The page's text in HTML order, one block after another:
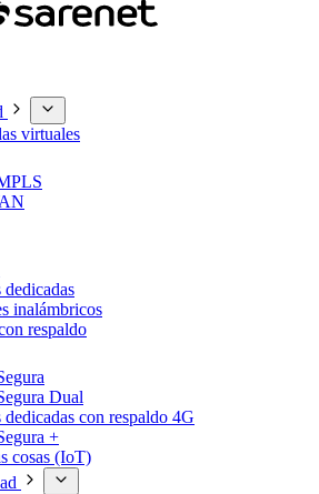
virtuales
dedicadas
inalámbricos
respaldo
Dual
dedicadas con respaldo 4G
+
cosas (IoT)